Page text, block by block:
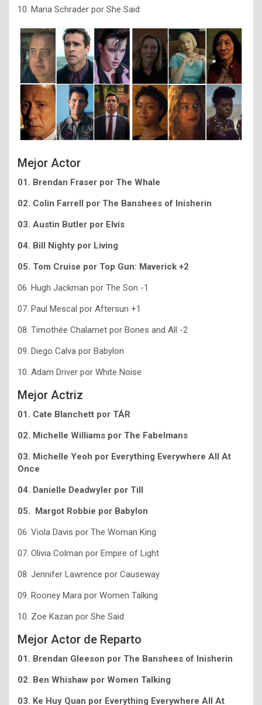
10. Maria Schrader por She Said
Mejor Actor
01. Brendan Fraser por The Whale
02. Colin Farrell por The Banshees of Inisherin
03. Austin Butler por Elvis
04. Bill Nighty por Living
05. Tom Cruise por Top Gun: Maverick +2
06. Hugh Jackman por The Son -1
07. Paul Mescal por Aftersun +1
08. Timothée Chalamet por Bones and All -2
09. Diego Calva por Babylon
10. Adam Driver por White Noise
Mejor Actriz
01. Cate Blanchett por TÁR
02. Michelle Williams por The Fabelmans
03. Michelle Yeoh por Everything Everywhere All At
Once
04. Danielle Deadwyler por Till
05. Margot Robbie por Babylon
06. Viola Davis por The Woman King
07. Olivia Colman por Empire of Light
08. Jennifer Lawrence por Causeway
09. Rooney Mara por Women Talking
10. Zoe Kazan por She Said
Mejor Actor de Reparto
01. Brendan Gleeson por The Banshees of Inisherin
02. Ben Whishaw por Women Talking
03. Ke Huy Quan por Everything Everywhere All At